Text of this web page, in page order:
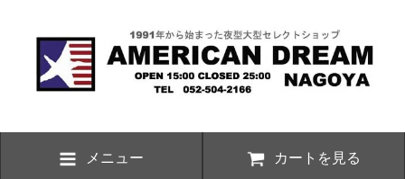
メニュー カートを見る